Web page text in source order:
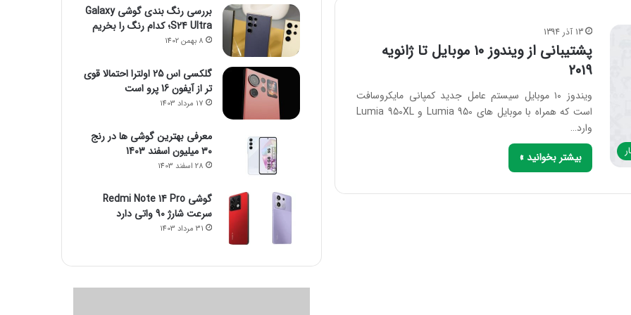
13 آذر 1394
پشتیبانی از ویندوز ۱۰ موبایل تا ژانویه
۲۰۱۹
ویندوز ۱۰ موبایل سیستم عامل جدید کمپانی مایکروسافت
است که همراه با موبایل های Lumia 950 و Lumia 950XL
وارد…
بیشتر بخوانید »
بررسی رنگ بندی گوشی Galaxy
S24 Ultra؛ کدام رنگ را بخریم
8 بهمن 1402
گلکسی اس 25 اولترا احتمالا قوی
تر از آیفون 16 پرو است
17 مرداد 1403
معرفی بهترین گوشی ها در رنج
۳۰ میلیون اسفند 1403
28 اسفند 1403
گوشی Redmi Note 14 Pro
سرعت شارژ 90 واتی دارد
31 مرداد 1403